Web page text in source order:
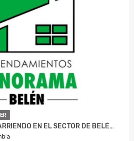
EN EL SECTOR DE BELÉ…